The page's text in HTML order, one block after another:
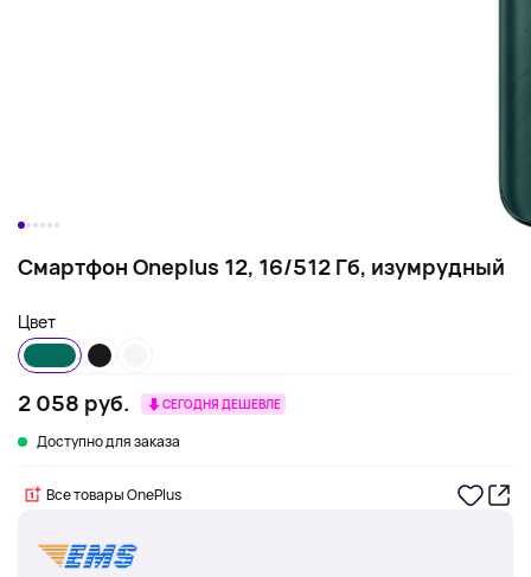
Смартфон Oneplus 12, 16/512 Гб, изумрудный
Цвет
2 058 руб. СЕГОДНЯ ДЕШЕВЛЕ
Доступно для заказа
Все товары OnePlus